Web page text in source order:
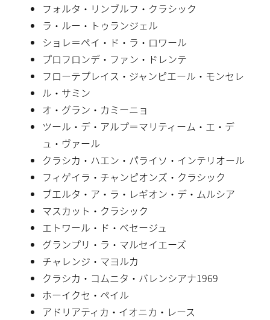
フォルタ・リンブルフ・クラシック
ラ・ルー・トゥランジェル
ショレ＝ペイ・ド・ラ・ロワール
プロフロンデ・ファン・ドレンテ
フローテプレイス・ジャンピエール・モンセレ
ル・サミン
オ・グラン・カミーニョ
ツール・デ・アルプ＝マリティーム・エ・デ
ュ・ヴァール
クラシカ・ハエン・パライソ・インテリオール
フィゲイラ・チャンピオンズ・クラシック
ブエルタ・ア・ラ・レギオン・デ・ムルシア
マスカット・クラシック
エトワール・ド・ベセージュ
グランプリ・ラ・マルセイエーズ
チャレンジ・マヨルカ
クラシカ・コムニタ・バレンシアナ1969
ホーイクセ・ペイル
アドリアティカ・イオニカ・レース